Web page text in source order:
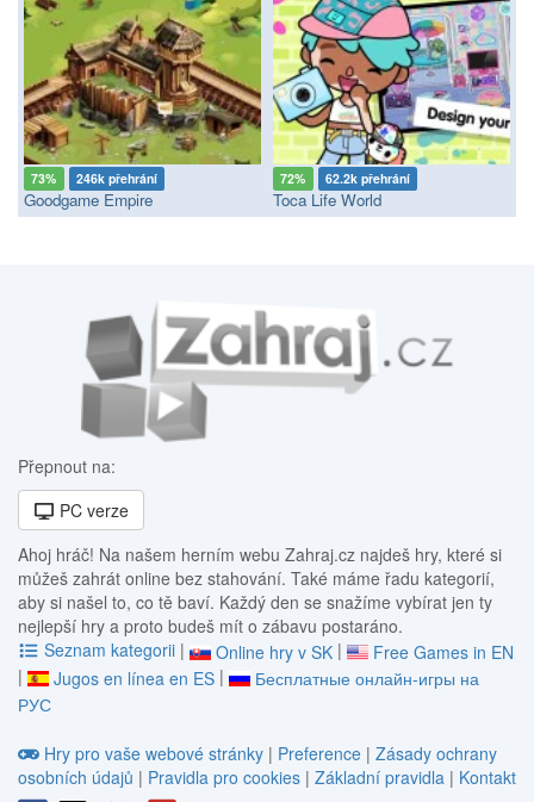
73% 246k přehrání
Goodgame Empire
72% 62.2k přehrání
Toca Life World
Přepnout na:
PC verze
Ahoj hráč! Na našem herním webu Zahraj.cz najdeš hry, které si
můžeš zahrát online bez stahování. Také máme řadu kategorií,
aby si našel to, co tě baví. Každý den se snažíme vybírat jen ty
nejlepší hry a proto budeš mít o zábavu postaráno.
Seznam kategorii | Online hry v SK |
Free Games in EN
|
Jugos en línea en ES |
Бесплатные онлайн-игры на
РУС
Hry pro vaše webové stránky | Preference | Zásady ochrany
osobních údajů | Pravidla pro cookies | Základní pravidla | Kontakt